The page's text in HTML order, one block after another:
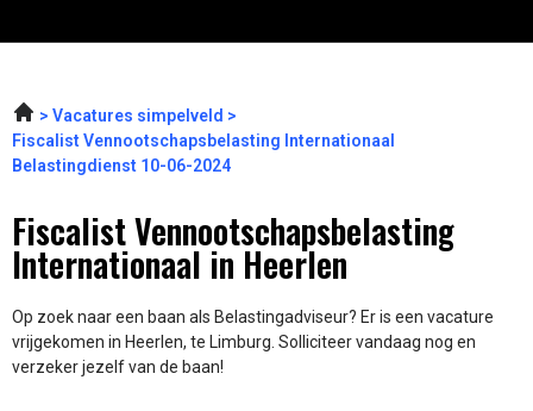
Vacatures simpelveld
Fiscalist Vennootschapsbelasting Internationaal
Belastingdienst 10-06-2024
Fiscalist Vennootschapsbelasting
Internationaal in Heerlen
Op zoek naar een baan als Belastingadviseur? Er is een vacature
vrijgekomen in Heerlen, te Limburg. Solliciteer vandaag nog en
verzeker jezelf van de baan!